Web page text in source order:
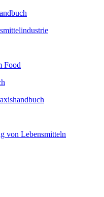
Food
von Lebensmitteln